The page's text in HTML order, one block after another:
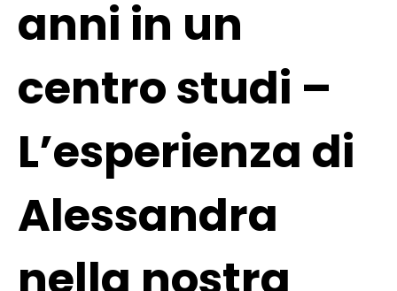
anni in un
centro studi –
L’esperienza di
Alessandra